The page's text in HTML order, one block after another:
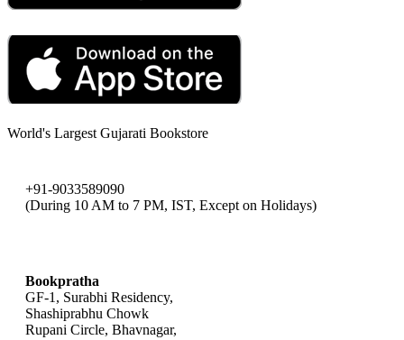
World's Largest Gujarati Bookstore
+91-9033589090
(During 10 AM to 7 PM, IST, Except on Holidays)
Bookpratha
GF-1, Surabhi Residency,
Shashiprabhu Chowk
Rupani Circle, Bhavnagar,